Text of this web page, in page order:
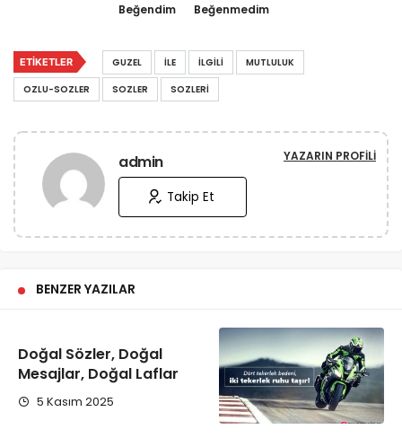
Beğendim Beğenmedim
ETIKETLER GUZEL İLE İLGILI
MUTLULUK
OZLU-SOZLER
SOZLER SOZLERI
admin YAZARIN PROFILI
Takip Et
BENZER YAZILAR
Doğal Sözler, Doğal
Mesajlar, Doğal Laflar
5 Kasım 2025